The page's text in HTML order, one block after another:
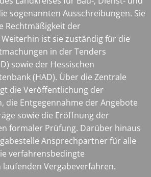
sogenannten Ausschreibungen. Sie
Rechtmäßigkeit der
ist sie zuständig für die
in der Tenders
sowie der Hessischen
(HAD). Über die Zentrale
die Veröffentlichung der
die Entgegennahme der Angebote
sowie die Eröffnung der
formaler Prüfung. Darüber hinaus
Ansprechpartner für alle
verfahrensbedingte
Vergabeverfahren.